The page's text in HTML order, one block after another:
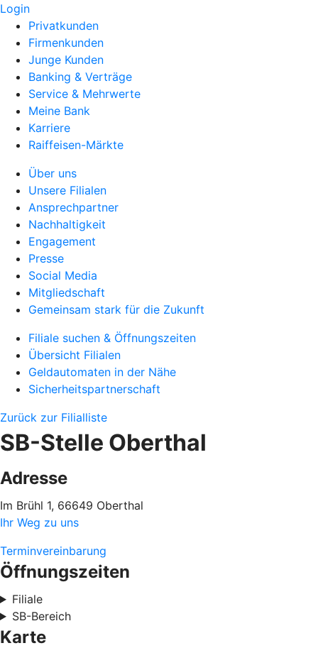
Login
Privatkunden
Firmenkunden
Junge Kunden
Banking & Verträge
Service & Mehrwerte
Meine Bank
Karriere
Raiffeisen-Märkte
Über uns
Unsere Filialen
Ansprechpartner
Nachhaltigkeit
Engagement
Presse
Social Media
Mitgliedschaft
Gemeinsam stark für die Zukunft
Filiale suchen & Öffnungszeiten
Übersicht Filialen
Geldautomaten in der Nähe
Sicherheitspartnerschaft
Zurück zur Filialliste
SB-Stelle Oberthal
Adresse
Im Brühl 1, 66649 Oberthal
Ihr Weg zu uns
Terminvereinbarung
Öffnungszeiten
Filiale
SB-Bereich
Karte